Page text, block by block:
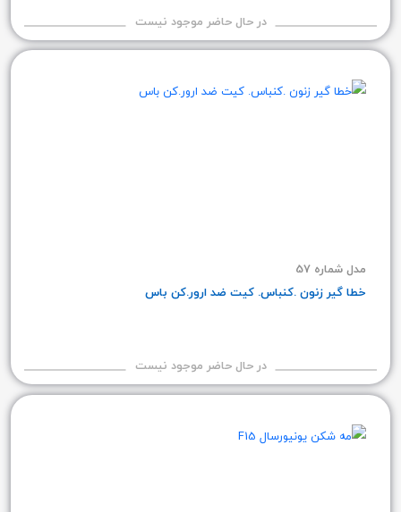
در حال حاضر موجود نیست
مدل شماره 57
خطا گیر زنون .کنباس. کیت ضد ارور.کن باس
در حال حاضر موجود نیست